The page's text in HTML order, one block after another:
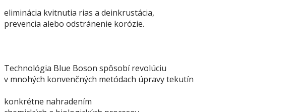
eliminácia kvitnutia rias a deinkrustácia,
prevencia alebo odstránenie korózie.
Technológia Blue Boson spôsobí revolúciu
v mnohých konvenčných metódach úpravy tekutín
konkrétne nahradením